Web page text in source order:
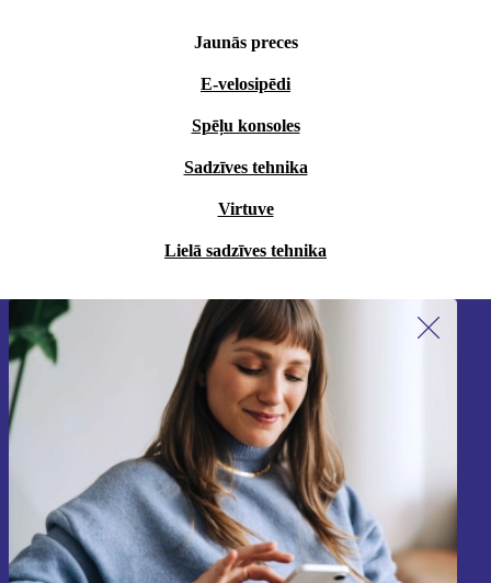
Jaunās preces
E-velosipēdi
Spēļu konsoles
Sadzīves tehnika
Virtuve
Lielā sadzīves tehnika
Piesakieties mūsu jaunumu
saņemšanai!
Nekad vairs nepalaidiet garām nevienu
piedāvājumu.
Reģistrēties
Informāciju par personas datu izmantošanu varat atrast mūsu